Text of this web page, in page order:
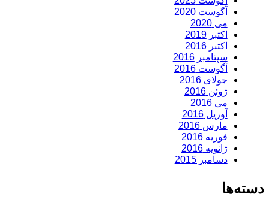
آگوست 2020
می 2020
اکتبر 2019
اکتبر 2016
سپتامبر 2016
آگوست 2016
جولای 2016
ژوئن 2016
می 2016
آوریل 2016
مارس 2016
فوریه 2016
ژانویه 2016
دسامبر 2015
دسته‌ها